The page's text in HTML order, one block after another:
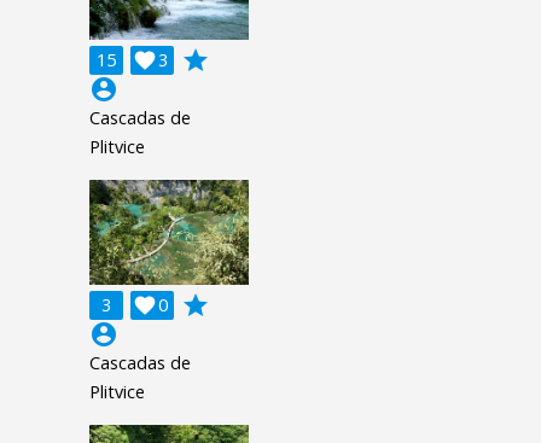
15 3

grade
account_circle
Cascadas de
Plitvice
3 0

grade
account_circle
Cascadas de
Plitvice